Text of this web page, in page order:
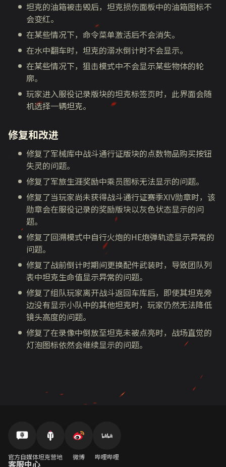
坦克的油箱被击毁后，坦克损伤面板中的油箱图标不
会变红。
在某些情况下，命令菜单激活后不会消失。
在水中翻车时，坦克的溺水倒计时不会显示。
在某些情况下，狙击模式中不会显示某些物体的轮
廓。
玩家进入服役记录版块的坦克标签页时，此界面会随
机选择一辆坦克。
修复和改进
修复了军械库中战斗通行证版块的点数物品购买按钮
失灵的问题。
修复了军旅生涯奖励中乘员图标无法显示的问题。
修复了当玩家尚未获得战斗通行证赛季XIV勋章时，该
勋章会在服役记录的奖励版块以灰色状态显示的问
题。
修复了回溯模式中自行火炮的HE炮弹轨迹显示异常的
问题。
修复了战前倒计时期间更换配件武装时，导致团队列
表中坦克生命值显示异常的问题。
修复了组队玩家离开战斗返回车库后，即使其坦克旁
边没有显示小队中的其他坦克时，玩家仍然无法降低
镜头高度的问题。
修复了在录像中倒放至坦克未被点亮时，战场直觉的
灯泡图标依然会继续显示的问题。
官方自媒体坦克营地 微博 哔哩哔哩
客服中心